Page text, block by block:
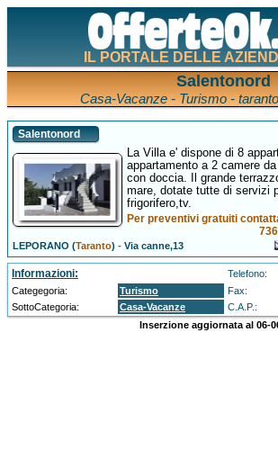
IL PORTALE DELLE
Salentonord
Casa-Vacanze - Turismo -
Salentonord
La Villa e' dispone di 8
appartamento a 2 camere
con doccia. Il grande
mare, dotate tutte di servizi
frigorifero,tv.
Per preventivi gratuiti
LEPORANO (Taranto) -Via canne,13
Informazioni: Telefono:
Categegoria:
Turismo
Fax:
SottoCategoria:
Casa-Vacanze C.A.P.:
Inserzione aggiornata al 06-